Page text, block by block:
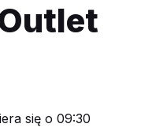
się o 09:30